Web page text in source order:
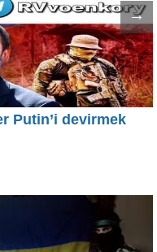
→
Putin’i devirmek